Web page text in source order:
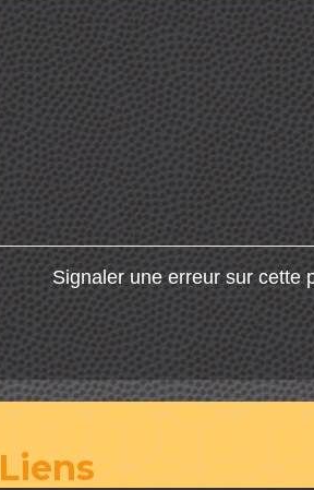
Signaler une erreur sur cette
Liens